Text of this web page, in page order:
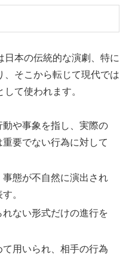
日本の伝統的な演劇、特に
、そこから転じて現代では
て使われます。
や事象を指し、実際の
要でない行為に対して
態が不自然に演出され
。
ない形式だけの進行を
用いられ、相手の行為